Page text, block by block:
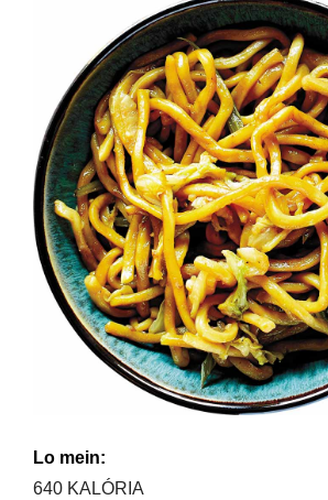
Lo mein:
640 KALÓRIA